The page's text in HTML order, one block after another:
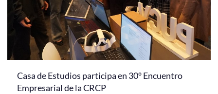
Casa de Estudios participa en 30° Encuentro
Empresarial de la CRCP